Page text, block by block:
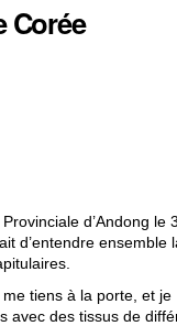
Corée
d’Andong le
d’entendre ensemble
tiens à la porte, et je
avec des tissus de